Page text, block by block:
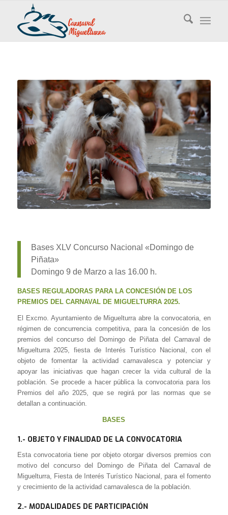
Bases XLV Concurso Nacional «Domingo de
Piñata»
Domingo 9 de Marzo a las 16.00 h.
BASES REGULADORAS PARA LA CONCESIÓN DE LOS
PREMIOS DEL CARNAVAL DE MIGUELTURRA 2025.
El Excmo. Ayuntamiento de Miguelturra abre la convocatoria, en
régimen de concurrencia competitiva, para la concesión de los
premios del concurso del Domingo de Piñata del Carnaval de
Miguelturra 2025, fiesta de Interés Turístico Nacional, con el
objeto de fomentar la actividad carnavalesca y potenciar y
apoyar las iniciativas que hagan crecer la vida cultural de la
población. Se procede a hacer pública la convocatoria para los
Premios del año 2025, que se regirá por las normas que se
detallan a continuación.
BASES
1.- OBJETO Y FINALIDAD DE LA CONVOCATORIA
Esta convocatoria tiene por objeto otorgar diversos premios con
motivo del concurso del Domingo de Piñata del Carnaval de
Miguelturra, Fiesta de Interés Turístico Nacional, para el fomento
y crecimiento de la actividad carnavalesca de la población.
2.- MODALIDADES DE PARTICIPACIÓN